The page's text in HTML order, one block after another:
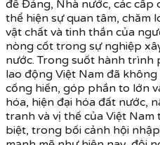
để Đảng, Nhà nước, các cấp
thể hiện sự quan tâm, chăm
vật chất và tinh thần của
nòng cốt trong sự nghiệp
nước. Trong suốt hành trình
lao động Việt Nam đã
cống hiến, góp phần to lớn
hóa, hiện đại hóa đất nước,
tranh và vị thế của Việt
biệt, trong bối cảnh hội